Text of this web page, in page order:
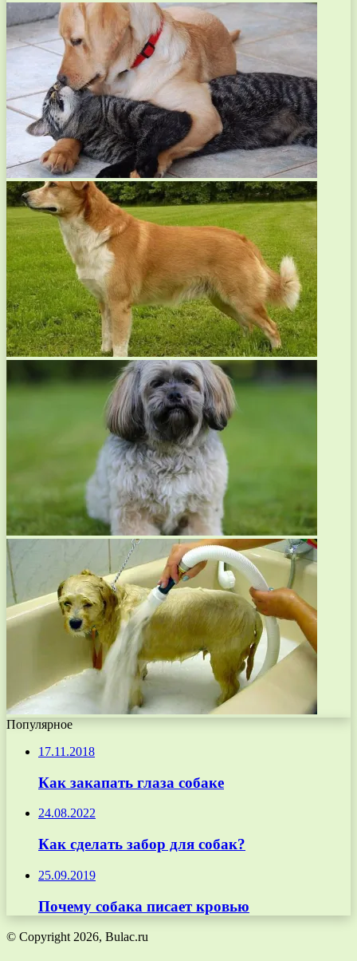
Популярное
17.11.2018
Как закапать глаза собаке
24.08.2022
Как сделать забор для собак?
25.09.2019
Почему собака писает кровью
© Copyright 2026, Bulac.ru